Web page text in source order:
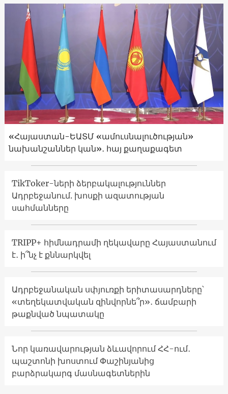
«Հայաստան-ԵԱՏՄ «ամուսնալուծության»
նախանշաններ կան»․ հայ քաղաքագետ
TikToker-ների ձերբակալություններ
Ադրբեջանում. խոսքի ազատության
սահմանները
TRIPP+ հիմնադրամի ղեկավարը Հայաստանում
է․ ի՞նչ է քննարկվել
Ադրբեջանական սփյուռքի երիտասարդները՝
«տեղեկատվական զինվորնե՞ր»․ ճամբարի
թաքնված նպատակը
Նոր կառավարության ձևավորում ՀՀ-ում․
պաշտոնի խոստում Փաշինյանից
բարձրակարգ մասնագետներին